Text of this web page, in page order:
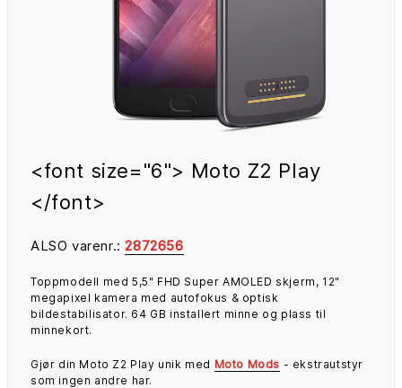
<font size="6"> Moto Z2 Play
</font>
ALSO varenr.:2872656
Toppmodell med 5,5" FHD Super AMOLED skjerm, 12"
megapixel kamera med autofokus & optisk
bildestabilisator. 64 GB installert minne og plass til
minnekort.
Gjør din Moto Z2 Play unik med Moto Mods - ekstrautstyr
som ingen andre har.